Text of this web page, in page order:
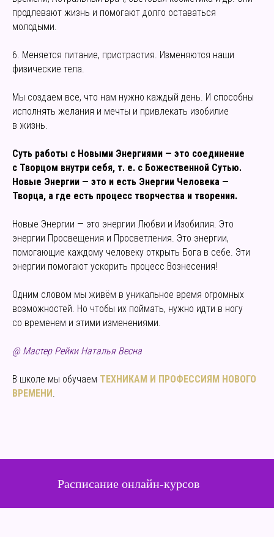
продлевают жизнь и помогают долго оставаться
молодыми.
6. Меняется питание, пристрастия. Изменяются наши
физические тела.
Мы создаем все, что нам нужно каждый день. И способны
исполнять желания и мечты и привлекать изобилие
в жизнь.
Суть работы с Новыми Энергиями — это соединение
с Творцом внутри себя, т. е. с Божественной Сутью.
Новые Энергии — это и есть Энергии Человека —
Творца, а где есть процесс творчества и творения.
Новые Энергии — это энергии Любви и Изобилия. Это
энергии Просвещения и Просветления. Это энергии,
помогающие каждому человеку открыть Бога в себе. Эти
энергии помогают ускорить процесс Вознесения!
Одним словом мы живём в уникальное время огромных
возможностей. Но чтобы их поймать, нужно идти в ногу
со временем и этими изменениями.
@ Мастер Рейки Наталья Весна
В школе мы обучаем ТЕХНИКАМ И ПРОФЕССИЯМ НОВОГО
ВРЕМЕНИ.
Расписание онлайн-курсов